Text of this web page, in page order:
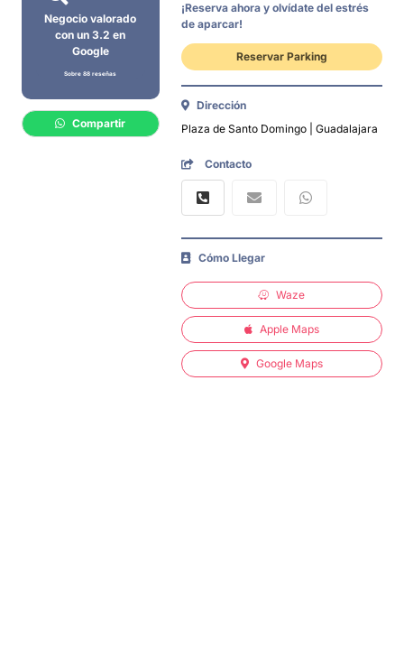
Negocio valorado
con un 3.2 en
Google
Sobre 88 reseñas
Compartir
¡Reserva ahora y olvídate del estrés
de aparcar!
Reservar Parking
Dirección
Plaza de Santo Domingo | Guadalajara
Contacto
Cómo Llegar
Waze
Apple Maps
Google Maps